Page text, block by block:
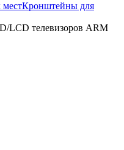
местКронштейны для
LCD телевизоров ARM